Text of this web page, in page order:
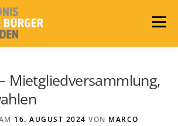
Menü
Mietgliedversammlung,
16. AUGUST 2024 VON MARCO